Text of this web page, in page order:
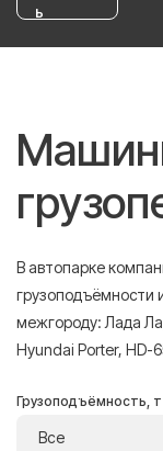
ь
В автопарке
грузоподъёмности
межгороду: Лада
Hyundai Porter, HD-
Грузоподъёмность, т